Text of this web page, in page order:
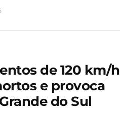
de 120 km/
e provoca
do Sul